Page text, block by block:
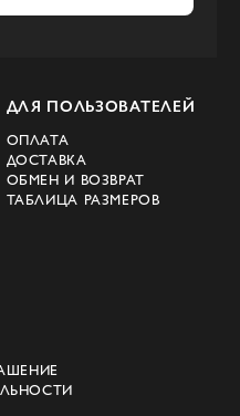
ДЛЯ ПОЛЬЗОВАТЕЛЕЙ
ОПЛАТА
ДОСТАВКА
ОБМЕН И ВОЗВРАТ
ТАБЛИЦА РАЗМЕРОВ